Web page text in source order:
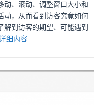
动、滚动、调整窗口大小和
动，从而看到访客究竟如何
到访客的期望、可能遇到
细内容......